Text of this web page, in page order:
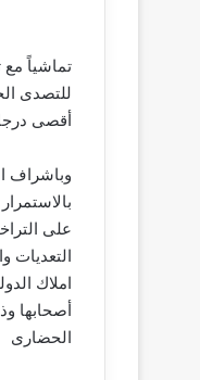
تماشياً مع
للتصدى
أقصى
وباشراف
على
التعديات
املاك
أصحابها
الحضارى